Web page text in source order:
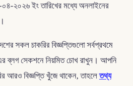
২০২৬ ইং তারিখের মধ্যে অনলাইনের
সকল চাকরির বিজ্ঞপ্তিগুলো সর্বপ্রথমে
সেকশনে নিয়মিত চোখ রাখুন। আপনি
আরও বিজ্ঞপ্তি খুঁজে থাকেন, তাহলেতথ্য